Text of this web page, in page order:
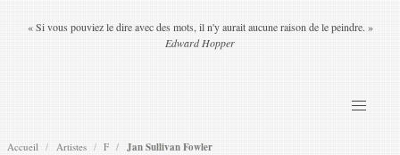
« Si vous pouviez le dire avec des mots, il n'y aurait aucune raison de le peindre. »
Edward Hopper
Accueil Artistes F Jan Sullivan Fowler